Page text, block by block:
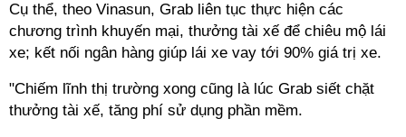
Cụ thể, theo Vinasun, Grab liên tục thực hiện các
chương trình khuyến mại, thưởng tài xế để chiêu mộ lái
xe; kết nối ngân hàng giúp lái xe vay tới 90% giá trị xe.
"Chiếm lĩnh thị trường xong cũng là lúc Grab siết chặt
thưởng tài xế, tăng phí sử dụng phần mềm.